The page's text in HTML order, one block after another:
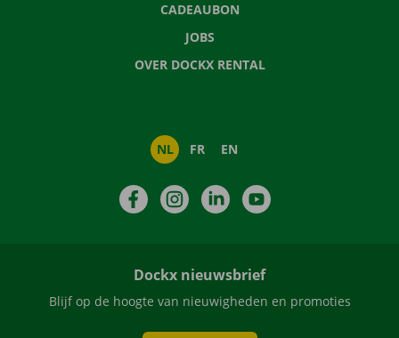
CADEAUBON
JOBS
OVER DOCKX RENTAL
NL FR EN
FacebookInstagramLinkedIn
Dockx nieuwsbrief
Blijf op de hoogte van nieuwigheden en promoties